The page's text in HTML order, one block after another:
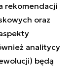
rekomendacji
oraz
analitycy
będą